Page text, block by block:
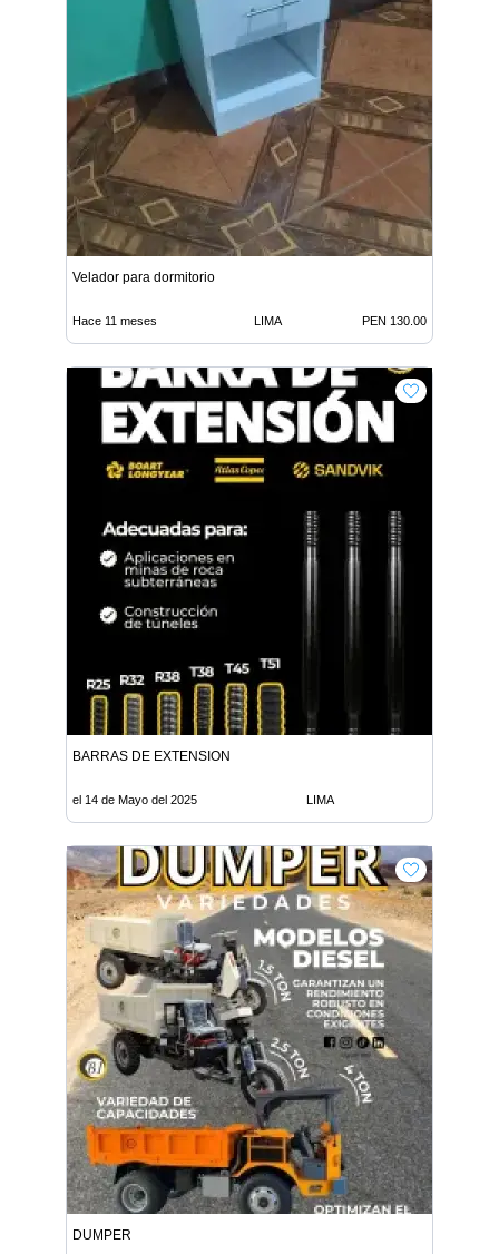
Velador para dormitorio
Hace 11 meses LIMA PEN 130.00
BARRAS DE EXTENSION
el 14 de Mayo del 2025 LIMA
DUMPER